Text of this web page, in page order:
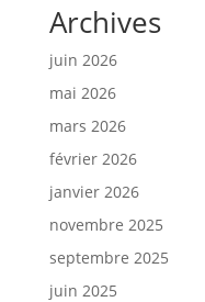
Archives
juin 2026
mai 2026
mars 2026
février 2026
janvier 2026
novembre 2025
septembre 2025
juin 2025